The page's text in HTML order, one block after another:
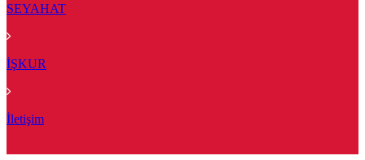
SEYAHAT
İŞKUR
İletişim